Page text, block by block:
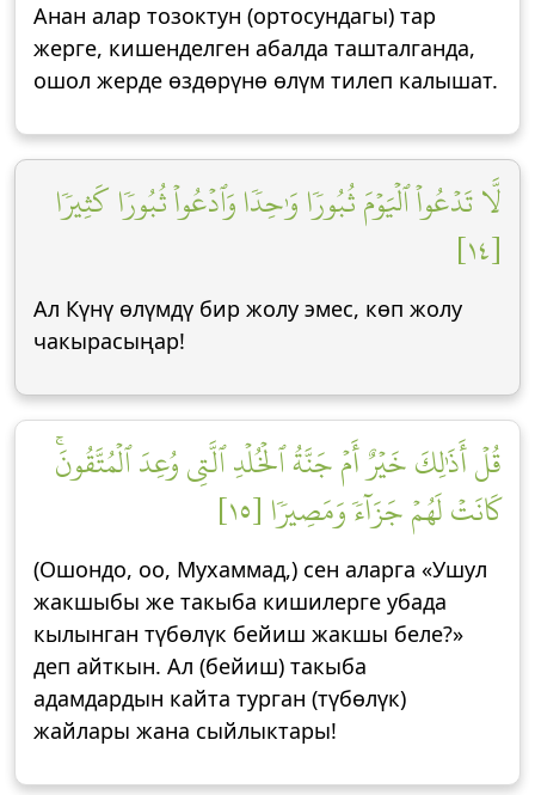
Анан алар тозоктун (ортосундагы) тар
жерге, кишенделген абалда ташталганда,
ошол жерде өздөрүнө өлүм тилеп калышат.
لَّا تَدۡعُواْ ٱلۡيَوۡمَ ثُبُورٗا وَٰحِدٗا وَٱدۡعُواْ ثُبُورٗا كَثِيرٗا
[١٤]
Ал Күнү өлүмдү бир жолу эмес, көп жолу
чакырасыңар!
قُلۡ أَذَٰلِكَ خَيۡرٌ أَمۡ جَنَّةُ ٱلۡخُلۡدِ ٱلَّتِي وُعِدَ ٱلۡمُتَّقُونَۚ
كَانَتۡ لَهُمۡ جَزَآءٗ وَمَصِيرٗا [١٥]
(Ошондо, оо, Мухаммад,) сен аларга «Ушул
жакшыбы же такыба кишилерге убада
кылынган түбөлүк бейиш жакшы беле?»
деп айткын. Ал (бейиш) такыба
адамдардын кайта турган (түбөлүк)
жайлары жана сыйлыктары!